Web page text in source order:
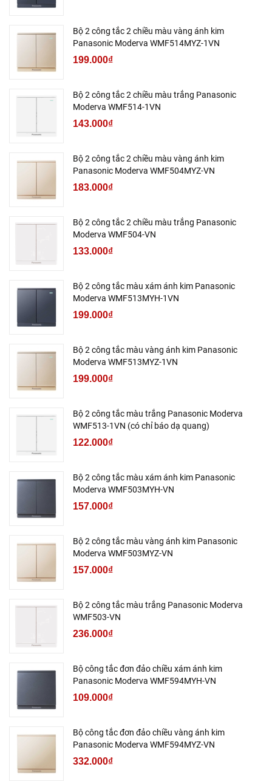
Bộ 2 công tắc 2 chiều màu vàng ánh kim
Panasonic Moderva WMF514MYZ-1VN
199.000₫
Bộ 2 công tắc 2 chiều màu trắng Panasonic
Moderva WMF514-1VN
143.000₫
Bộ 2 công tắc 2 chiều màu vàng ánh kim
Panasonic Moderva WMF504MYZ-VN
183.000₫
Bộ 2 công tắc 2 chiều màu trắng Panasonic
Moderva WMF504-VN
133.000₫
Bộ 2 công tắc màu xám ánh kim Panasonic
Moderva WMF513MYH-1VN
199.000₫
Bộ 2 công tắc màu vàng ánh kim Panasonic
Moderva WMF513MYZ-1VN
199.000₫
Bộ 2 công tắc màu trắng Panasonic Moderva
WMF513-1VN (có chỉ báo dạ quang)
122.000₫
Bộ 2 công tắc màu xám ánh kim Panasonic
Moderva WMF503MYH-VN
157.000₫
Bộ 2 công tắc màu vàng ánh kim Panasonic
Moderva WMF503MYZ-VN
157.000₫
Bộ 2 công tắc màu trắng Panasonic Moderva
WMF503-VN
236.000₫
Bộ công tắc đơn đảo chiều xám ánh kim
Panasonic Moderva WMF594MYH-VN
109.000₫
Bộ công tắc đơn đảo chiều vàng ánh kim
Panasonic Moderva WMF594MYZ-VN
332.000₫